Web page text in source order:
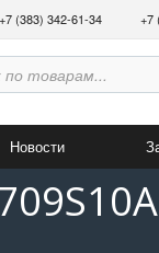
+7 (383) 342-61-34 +7
Новости